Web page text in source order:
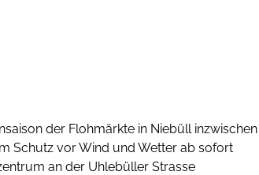
der Flohmärkte in Niebüll inzwischen
Schutz vor Wind und Wetter ab sofort
an der Uhlebüller Strasse